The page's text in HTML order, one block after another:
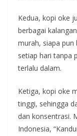
Kedua, kopi oke
berbagai
murah, siapa pun
setiap hari tanpa
terlalu dalam.
Ketiga, kopi oke
tinggi, sehingga
dan konsentrasi.
Indonesia,